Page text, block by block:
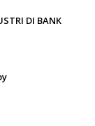
DI BANK